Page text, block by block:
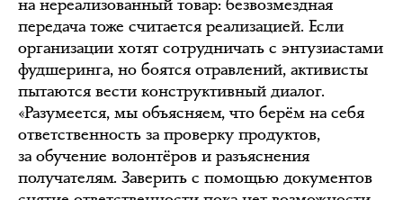
передача тоже считается реализацией. Если
организации хотят сотрудничать с энтузиастами
фудшеринга, но боятся отравлений, активисты
пытаются вести конструктивный диалог.
«Разумеется, мы объясняем, что берём на себя
ответственность за проверку продуктов,
за обучение волонтёров и разъяснения
получателям. Заверить с помощью документов